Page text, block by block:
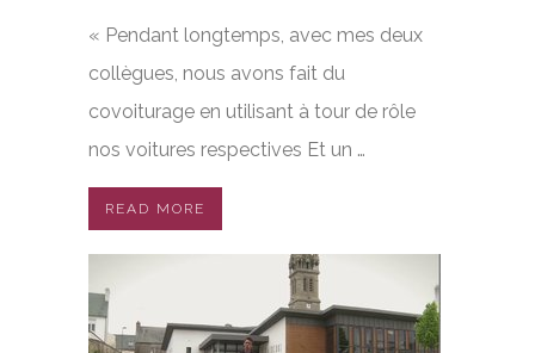
« Pendant longtemps, avec mes deux
collègues, nous avons fait du
covoiturage en utilisant à tour de rôle
nos voitures respectives Et un …
READ MORE